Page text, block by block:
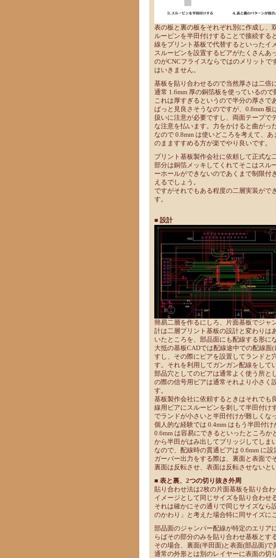
表の板と裏の板をそれぞれ別に作成し、
ルーピンを半田付けすることで接続する
線をプリント基板で代替するといったイ
スルーピンを設置するビアがたくさんあ
のがCNCフライスならではのメリットで
はいきません。
基板を貼り合わせるので当然厚さは二倍
通常 1.6mm 厚の銅箔板を使っているので
これは厚すぎるというので半分の厚さで
ぱっと見良さそうなのですが、0.8mm
扱いに注意が必要ですし、両面テープで
な注意を払います。力をかけると曲がっ
なので 0.8mm は使いどころを考えて、
のまますすめる方が楽でやり良いです。
プリント基板製作会社に依頼して正式な
部分は銅箔メッキしてくれてそこはスル
ーホールができないのであくまで制限付
えるでしょう。
ですがそれでもある程度の二層実装がで
す。
■ 設計
簡易二層を作るにしろ、片面基板でジャ
計は二層プリント基板の設計と変わりは
いたところを、部品面にも配線する形に
大抵の基板CADでは配線途中での配線面
すし、その際にビアを設置してランドと
す。それを利用してガンガン配線をして
部品穴としてのビアは通常よく使う所と
の際の信号用ビアは通常それより小さく
す。
基板製作会社に依頼するときはそれでも
線用ビアにスルーピンを刺して半田付け
でランドが小さいと半田付けが難しくな
個人的な経験では 0.4mm はもう半田付け
0.6mm は容易にできるといったところか
から半田がはみ出してブリッジしてしま
なので、配線時の貫通ビアは 0.6mm に設
ガーバー出力をする際は、裏面と表面で
裏面は反転させ、表面は反転させないと
■ 表と裏、2つの切り抜き外周
貼り合わせ法は2枚の片面基板を貼り合
イメージとして同じサイズを貼り合わせ
それは確かにその通りで同じサイズなら
のかわり」と考えた場合特に同サイズに
部品面のジャンパー配線が特定のエリア
らばその部分のみを貼り合わせ基板とす
その場合、裏面(半田面)と表面(部品面)で
通常の外形とは別のレイヤーに表面の切